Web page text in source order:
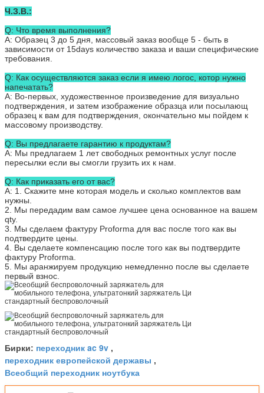
Ч.З.В.:
Q: Что время выполнения?
A: Образец 3 до 5 дня, массовый заказ вообще 5 - быть в
зависимости от 15days количество заказа и ваши специфические
требования.
Q: Как осуществляются заказ если я имею логос, котор нужно
напечатать?
A: Во-первых, художественное произведение для визуально
подтверждения, и затем изображение образца или посылающ
образец к вам для подтверждения, окончательно мы пойдем к
массовому производству.
Q: Вы предлагаете гарантию к продуктам?
A: Мы предлагаем 1 лет свободных ремонтных услуг после
пересылки если вы смогли грузить их к нам.
Q: Как приказать его от вас?
A: 1. Скажите мне которая модель и сколько комплектов вам
нужны.
2. Мы передадим вам самое лучшее цена основанное на вашем
qty.
3. Мы сделаем фактуру Proforma для вас после того как вы
подтвердите цены.
4. Вы сделаете компенсацию после того как вы подтвердите
фактуру Proforma.
5. Мы аранжируем продукцию немедленно после вы сделаете
первый взнос.
Бирки: переходник ac 9v ,
переходник европейской державы ,
Всеобщий переходник ноутбука